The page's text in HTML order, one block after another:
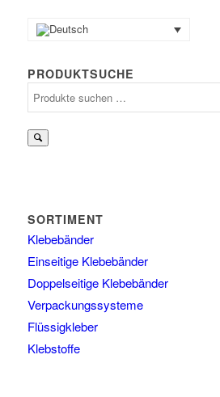
PRODUKTSUCHE
SORTIMENT
Klebebänder
Einseitige Klebebänder
Doppelseitige Klebebänder
Verpackungssysteme
Flüssigkleber
Klebstoffe